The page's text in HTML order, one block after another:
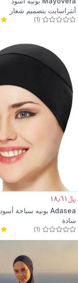
أنثراسايت بتصميم شعار
(
1
)
﷼١٨٫٦١
Adasea بونيه سباحة أسود
سادة
(
1
)